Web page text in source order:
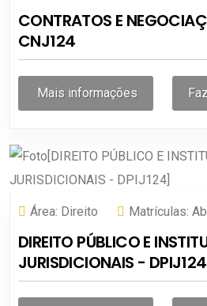
CONTRATOS E
CNJ124
Mais informações
Área: Direito Matrículas:
DIREITO PÚBLICO E
JURISDICIONAIS - DPIJ124